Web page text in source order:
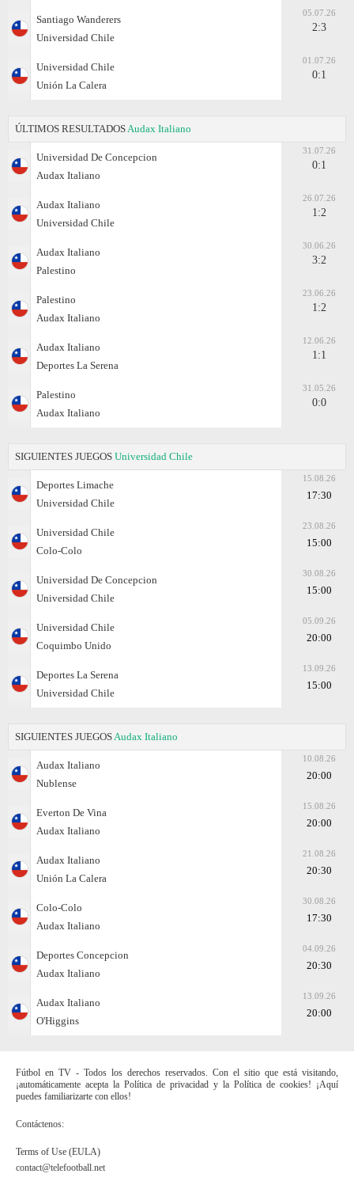
Santiago Wanderers
Universidad Chile
05.07.26
2:3
Universidad Chile
Unión La Calera
01.07.26
0:1
ÚLTIMOS RESULTADOS Audax Italiano
Universidad De Concepcion
Audax Italiano
31.07.26
0:1
Audax Italiano
Universidad Chile
26.07.26
1:2
Audax Italiano
Palestino
30.06.26
3:2
Palestino
Audax Italiano
23.06.26
1:2
Audax Italiano
Deportes La Serena
12.06.26
1:1
Palestino
Audax Italiano
31.05.26
0:0
SIGUIENTES JUEGOS Universidad Chile
Deportes Limache
Universidad Chile
15.08.26
17:30
Universidad Chile
Colo-Colo
23.08.26
15:00
Universidad De Concepcion
Universidad Chile
30.08.26
15:00
Universidad Chile
Coquimbo Unido
05.09.26
20:00
Deportes La Serena
Universidad Chile
13.09.26
15:00
SIGUIENTES JUEGOS Audax Italiano
Audax Italiano
Nublense
10.08.26
20:00
Everton De Vina
Audax Italiano
15.08.26
20:00
Audax Italiano
Unión La Calera
21.08.26
20:30
Colo-Colo
Audax Italiano
30.08.26
17:30
Deportes Concepcion
Audax Italiano
04.09.26
20:30
Audax Italiano
O'Higgins
13.09.26
20:00
Fútbol en TV - Todos los derechos reservados. Con el sitio que está visitando,
¡automáticamente acepta la Política de privacidad y la Política de cookies! ¡Aquí
puedes familiarizarte con ellos!
Contáctenos:
Terms of Use (EULA)
contact@telefootball.net